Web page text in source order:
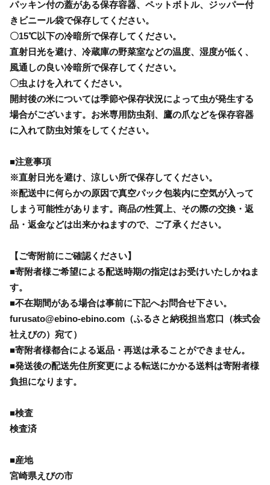
パッキン付の蓋がある保存容器、ペットボトル、ジッパー付
きビニール袋で保存してください。
〇15℃以下の冷暗所で保存してください。
直射日光を避け、冷蔵庫の野菜室などの温度、湿度が低く、
風通しの良い冷暗所で保存してください。
〇虫よけを入れてください。
開封後の米については季節や保存状況によって虫が発生する
場合がございます。お米専用防虫剤、鷹の爪などを保存容器
に入れて防虫対策をしてください。
■注意事項
※直射日光を避け、涼しい所で保存してください。
※配送中に何らかの原因で真空パック包装内に空気が入って
しまう可能性があります。商品の性質上、その際の交換・返
品・返金などは出来かねますので、ご了承ください。
【ご寄附前にご確認ください】
■寄附者様ご希望による配送時期の指定はお受けいたしかねま
す。
■不在期間がある場合は事前に下記へお問合せ下さい。
furusato@ebino-ebino.com（ふるさと納税担当窓口（株式会
社えびの）宛て）
■寄附者様都合による返品・再送は承ることができません。
■発送後の配送先住所変更による転送にかかる送料は寄附者様
負担になります。
■検査
検査済
■産地
宮崎県えびの市